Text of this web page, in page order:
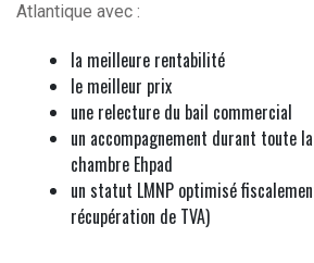
Atlantique avec :
la meilleure rentabilité
le meilleur prix
une relecture du bail commercial
un accompagnement durant toute
chambre Ehpad
un statut LMNP optimisé
récupération de TVA)